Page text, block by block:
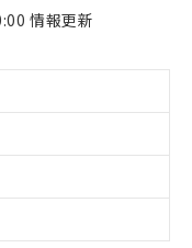
情報更新